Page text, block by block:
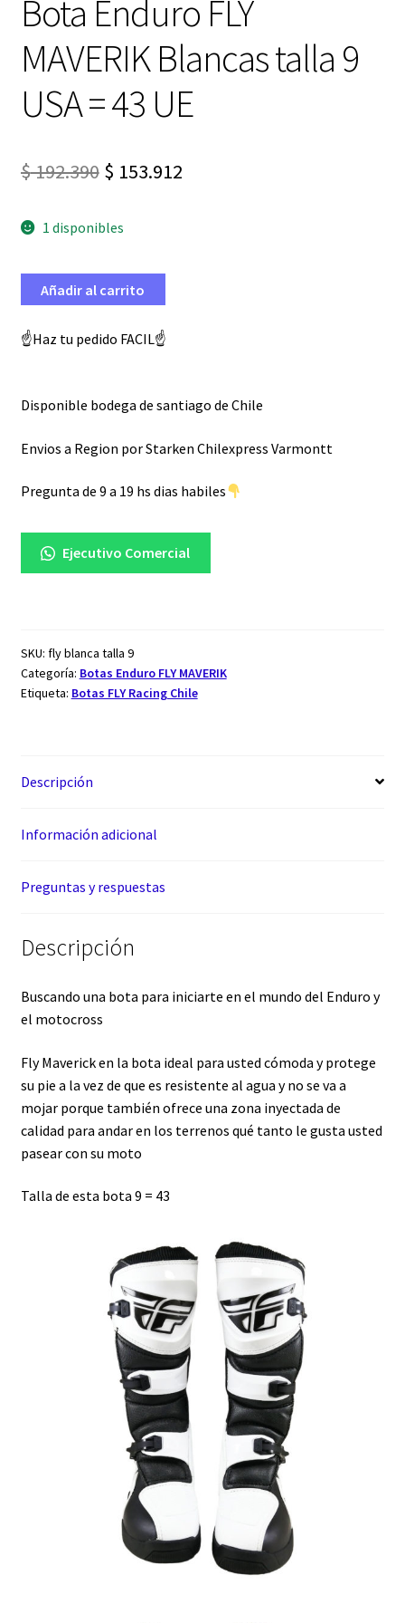
Bota Enduro FLY
MAVERIK Blancas talla 9
USA = 43 UE
$192.390 El
original
era:
$ 192.390.
$ 153.912El
1 disponibles
Añadir al carrito
☝️Haz tu pedido FACIL☝️
Disponible bodega de santiago de Chile
Envios a Region por Starken Chilexpress Varmontt
Pregunta de 9 a 19 hs dias habiles
Ejecutivo Comercial
SKU: fly blanca talla 9
Categoría: Botas Enduro FLY MAVERIK
Etiqueta: Botas FLY Racing Chile
Descripción
Información adicional
Preguntas y respuestas
Descripción
Buscando una bota para iniciarte en el mundo del Enduro y
el motocross
Fly Maverick en la bota ideal para usted cómoda y protege
su pie a la vez de que es resistente al agua y no se va a
mojar porque también ofrece una zona inyectada de
calidad para andar en los terrenos qué tanto le gusta usted
pasear con su moto
Talla de esta bota 9 = 43